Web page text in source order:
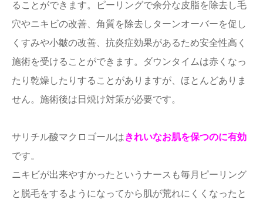
ることができます。ピーリングで余分な皮脂を除去し毛
穴やニキビの改善、角質を除去しターンオーバーを促し
くすみや小皺の改善、抗炎症効果があるため安全性高く
施術を受けることができます。ダウンタイムは赤くなっ
たり乾燥したりすることがありますが、ほとんどありま
せん。施術後は日焼け対策が必要です。
サリチル酸マクロゴールはきれいなお肌を保つのに有効
です。
ニキビが出来やすかったというナースも毎月ピーリング
と脱毛をするようになってから肌が荒れにくくなったと